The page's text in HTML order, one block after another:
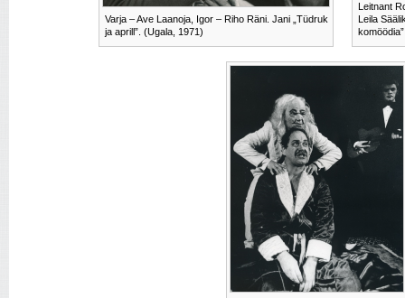
Varja – Ave Laanoja, Igor – Riho Räni. Jani „Tüdruk
ja aprill”. (Ugala, 1971)
Leitnant
Leila